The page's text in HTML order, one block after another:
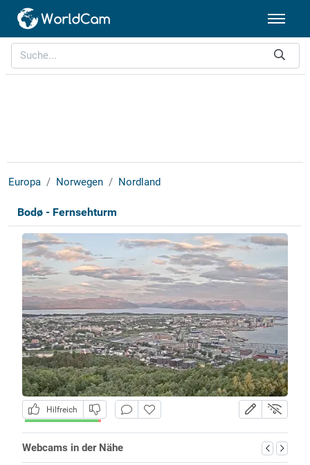
Europa Norwegen Nordland
Bodø - Fernsehturm
Hilfreich
Webcams in der Nähe